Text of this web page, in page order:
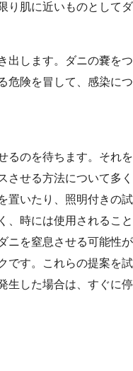
肌に近いものとしてダ
出します。ダニの嚢を
危険を冒して、感染に
るのを待ちます。それ
せる方法について多く
置いたり、照明付きの
、時には使用されるこ
ニを窒息させる可能性
です。これらの提案を
生した場合は、すぐに